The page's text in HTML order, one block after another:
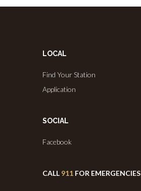
LOCAL
Find Your Station
Application
SOCIAL
Facebook
CALL 911 FOR EMERGENCIES